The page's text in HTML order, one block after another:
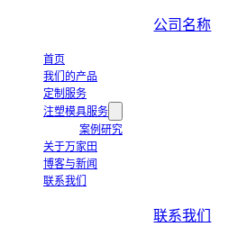
公司名称
首页
我们的产品
定制服务
注塑模具服务
案例研究
关于万家田
博客与新闻
联系我们
联系我们